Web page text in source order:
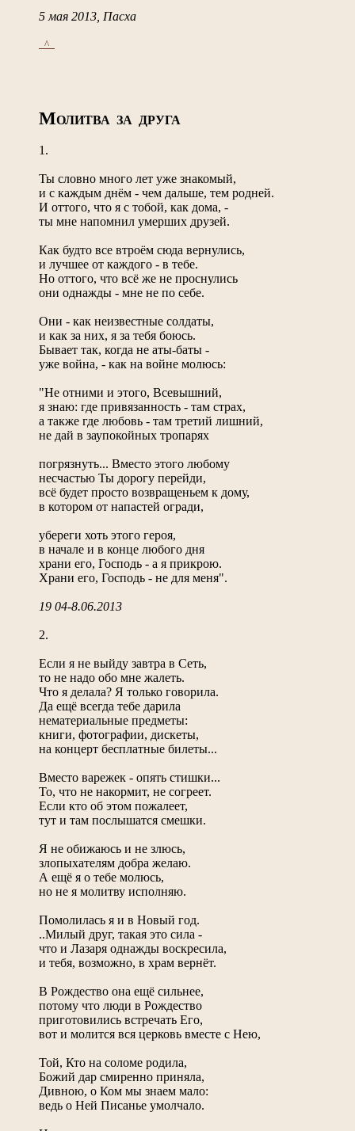
5 мая 2013, Пасха
_^_
МОЛИТВА ЗА ДРУГА
1.
Ты словно много лет уже знакомый,
и с каждым днём - чем дальше, тем родней.
И оттого, что я с тобой, как дома, -
ты мне напомнил умерших друзей.
Как будто все втроём сюда вернулись,
и лучшее от каждого - в тебе.
Но оттого, что всё же не проснулись
они однажды - мне не по себе.
Они - как неизвестные солдаты,
и как за них, я за тебя боюсь.
Бывает так, когда не аты-баты -
уже война, - как на войне молюсь:
"Не отними и этого, Всевышний,
я знаю: где привязанность - там страх,
а также где любовь - там третий лишний,
не дай в заупокойных тропарях
погрязнуть... Вместо этого любому
несчастью Ты дорогу перейди,
всё будет просто возвращеньем к дому,
в котором от напастей огради,
убереги хоть этого героя,
в начале и в конце любого дня
храни его, Господь - а я прикрою.
Храни его, Господь - не для меня".
19 04-8.06.2013
2.
Если я не выйду завтра в Сеть,
то не надо обо мне жалеть.
Что я делала? Я только говорила.
Да ещё всегда тебе дарила
нематериальные предметы:
книги, фотографии, дискеты,
на концерт бесплатные билеты...
Вместо варежек - опять стишки...
То, что не накормит, не согреет.
Если кто об этом пожалеет,
тут и там послышатся смешки.
Я не обижаюсь и не злюсь,
злопыхателям добра желаю.
А ещё я о тебе молюсь,
но не я молитву исполняю.
Помолилась я и в Новый год.
..Милый друг, такая это сила -
что и Лазаря однажды воскресила,
и тебя, возможно, в храм вернёт.
В Рождество она ещё сильнее,
потому что люди в Рождество
приготовились встречать Его,
вот и молится вся церковь вместе с Нею,
Той, Кто на соломе родила,
Божий дар смиренно приняла,
Дивною, о Ком мы знаем мало:
ведь о Ней Писанье умолчало.